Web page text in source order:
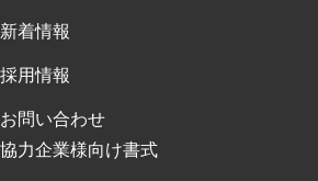
新着情報
採用情報
お問い合わせ
協力企業様向け書式